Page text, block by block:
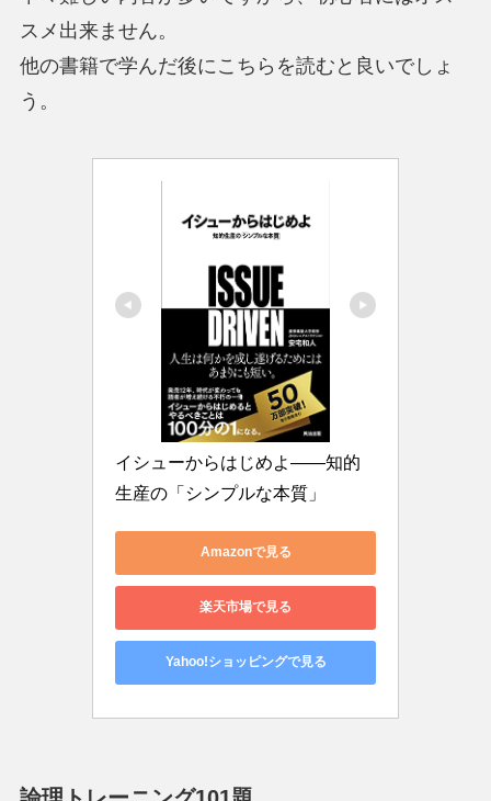
スメ出来ません。
他の書籍で学んだ後にこちらを読むと良いでしょ
う。
イシューからはじめよ――知的
生産の「シンプルな本質」
Amazonで見る
楽天市場で見る
Yahoo!ショッピングで見る